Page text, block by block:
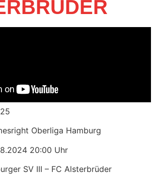
Oberliga Hamburg
20:00 Uhr
SV III – FC Alsterbrüder